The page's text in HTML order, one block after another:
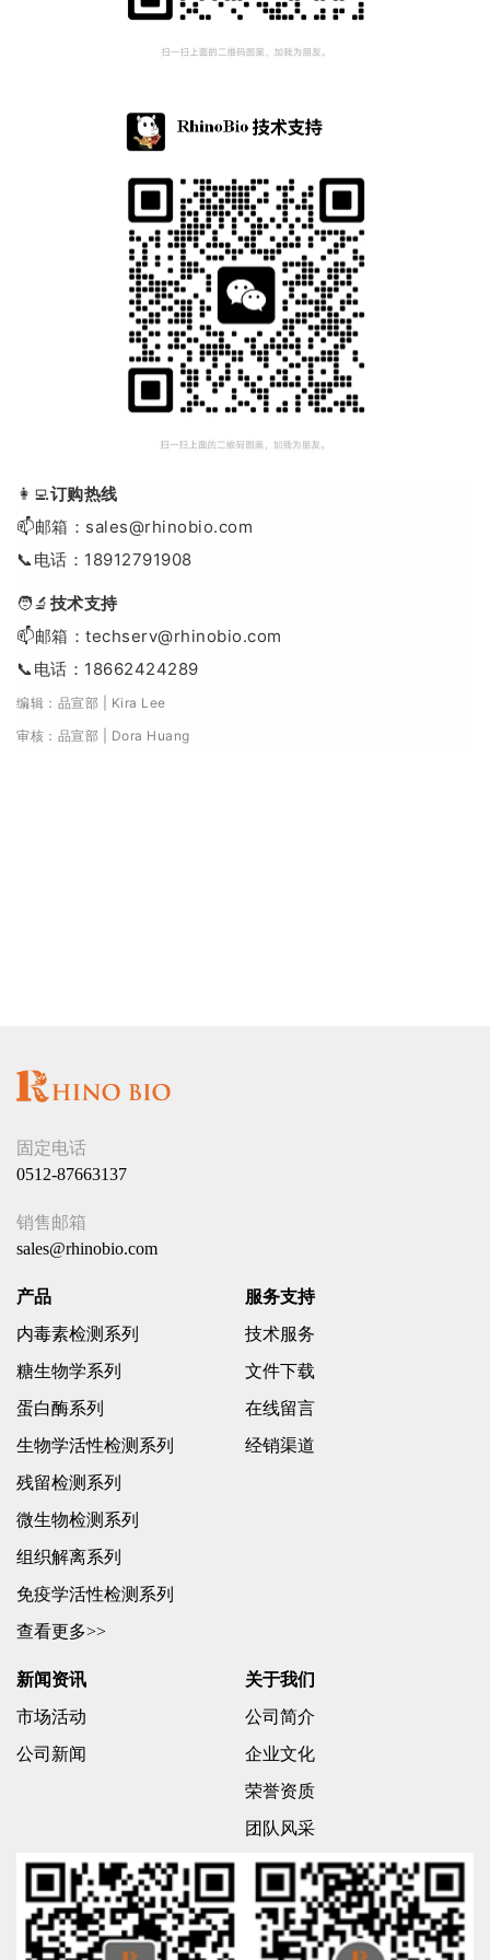
👩‍💻订购热线
📫邮箱：sales@rhinobio.com
📞电话：18912791908
🧑‍🔬 技术支持
📫邮箱：techserv@rhinobio.com
📞电话：18662424289
编辑：品宣部 | Kira Lee
审核：品宣部 | Dora Huang
固定电话
0512-87663137
销售邮箱
sales@rhinobio.com
产品
内毒素检测系列
糖生物学系列
蛋白酶系列
生物学活性检测系列
残留检测系列
微生物检测系列
组织解离系列
免疫学活性检测系列
查看更多>>
服务支持
技术服务
文件下载
在线留言
经销渠道
新闻资讯
市场活动
公司新闻
关于我们
公司简介
企业文化
荣誉资质
团队风采